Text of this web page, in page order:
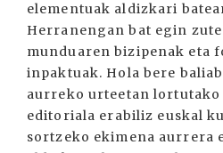
elementuak aldizkari
Herranengan bat egin
munduaren bizipenak eta
inpaktuak. Hola bere
aurreko urteetan lortutako
editoriala erabiliz euskal
sortzeko ekimena aurrera